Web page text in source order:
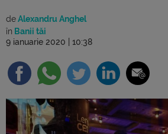
deAlexandru Anghel
în Banii tăi
9 ianuarie 2020 | 10:38